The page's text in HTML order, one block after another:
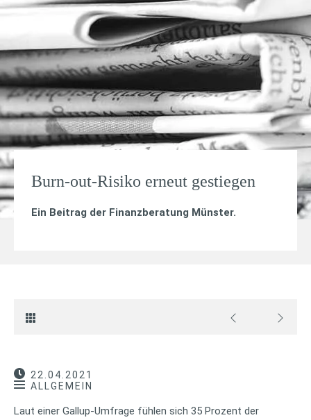
Burn-out-Risiko erneut gestiegen
Ein Beitrag der Finanzberatung Münster.
22.04.2021
ALLGEMEIN
Laut einer Gallup-Umfrage fühlen sich 35 Prozent der